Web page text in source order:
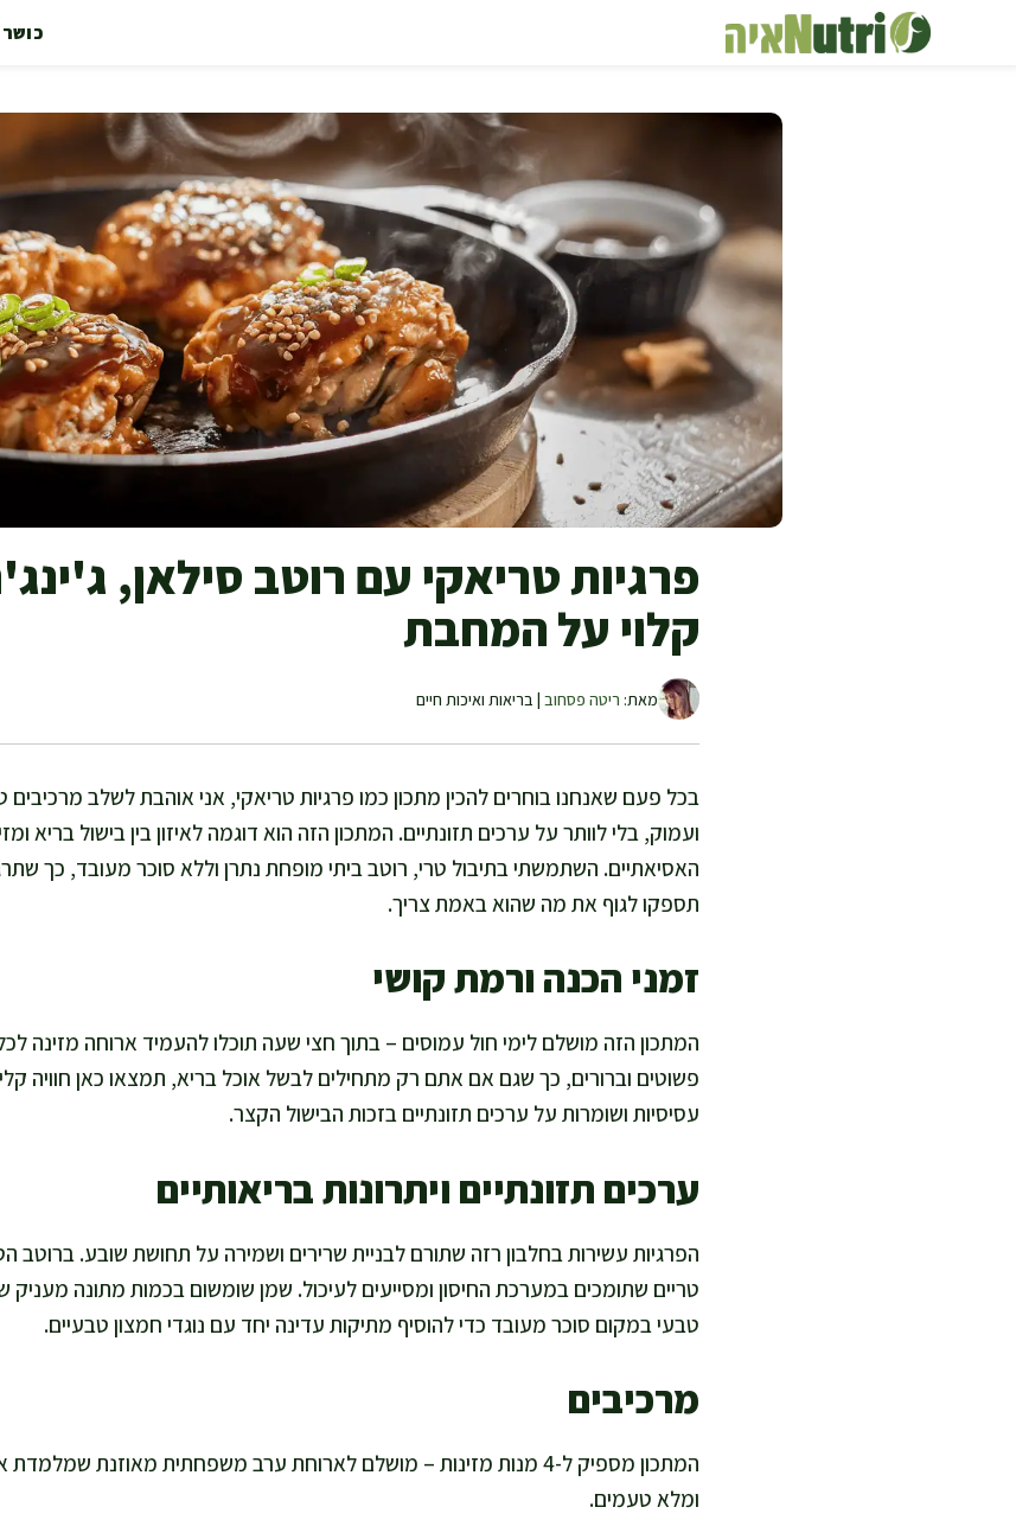
פרגיות טריאקי עם רוטב סילאן,
קלוי על המחבת
מאת: ריטה פסחוב | בריאות ואיכות חיים
בכל פעם שאנחנו בוחרים להכין מתכון כמו פרגיות טריאקי, אני אוהבת לשלב
ועמוק, בלי לוותר על ערכים תזונתיים. המתכון הזה הוא דוגמה לאיזון בין בישול בריא
האסיאתיים. השתמשתי בתיבול טרי, רוטב ביתי מופחת נתרן וללא סוכר מעובד, כך
תספקו לגוף את מה שהוא באמת צריך.
זמני הכנה ורמת קושי
המתכון הזה מושלם לימי חול עמוסים – בתוך חצי שעה תוכלו להעמיד ארוחה מזינה
פשוטים וברורים, כך שגם אם אתם רק מתחילים לבשל אוכל בריא, תמצאו כאן חוויה
עסיסיות ושומרות על ערכים תזונתיים בזכות הבישול הקצר.
ערכים תזונתיים ויתרונות בריאותיים
הפרגיות עשירות בחלבון רזה שתורם לבניית שרירים ושמירה על תחושת שובע. ברוטב
טריים שתומכים במערכת החיסון ומסייעים לעיכול. שמן שומשום בכמות מתונה מעניק
טבעי במקום סוכר מעובד כדי להוסיף מתיקות עדינה יחד עם נוגדי חמצון טבעיים.
מרכיבים
המתכון מספיק ל-4 מנות מזינות – מושלם לארוחת ערב משפחתית מאוזנת
ומלא טעמים.